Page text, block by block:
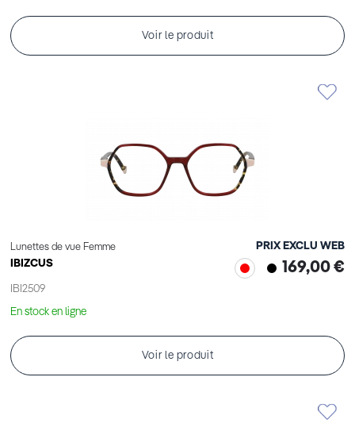
Voir le produit
Lunettes de vue Femme
IBIZCUS
IBI2509
PRIX EXCLU WEB
169,00 €
En stock en ligne
Voir le produit